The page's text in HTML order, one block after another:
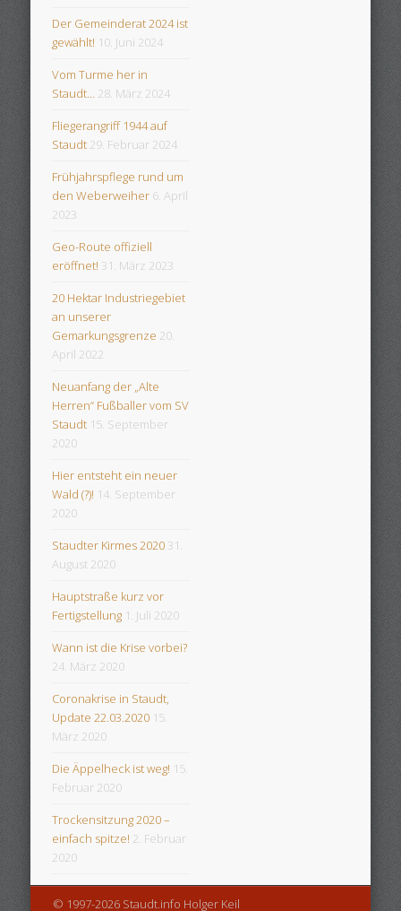
Der Gemeinderat 2024 ist
gewählt! 10. Juni 2024
Vom Turme her in
Staudt…
28. März 2024
Fliegerangriff 1944 auf
Staudt 29. Februar 2024
Frühjahrspflege rund um
den Weberweiher 6. April
2023
Geo-Route offiziell
eröffnet! 31. März 2023
20 Hektar Industriegebiet
an unserer
Gemarkungsgrenze 20.
April 2022
Neuanfang der „Alte
Herren“ Fußballer vom SV
Staudt 15. September
2020
Hier entsteht ein neuer
Wald (?)! 14. September
2020
Staudter Kirmes 2020 31.
August 2020
Hauptstraße kurz vor
Fertigstellung 1. Juli 2020
Wann ist die Krise vorbei?
24. März 2020
Coronakrise in Staudt,
Update 22.03.2020 15.
März 2020
Die Äppelheck ist weg! 15.
Februar 2020
Trockensitzung 2020 –
einfach spitze! 2. Februar
2020
© 1997-2026 Staudt.info Holger Keil